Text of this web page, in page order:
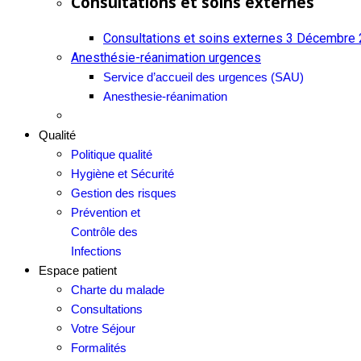
Consultations et soins externes 3 Décembre
Anesthésie-réanimation urgences
Service d’accueil des urgences (SAU)
Anesthesie-réanimation
Qualité
Politique qualité
Hygiène et Sécurité
Gestion des risques
Prévention et
Contrôle des
Infections
Espace patient
Charte du malade
Consultations
Votre Séjour
Formalités